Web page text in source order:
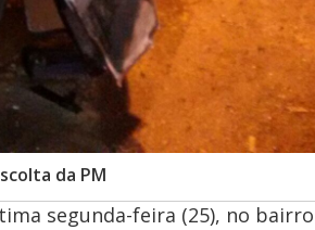
da PM
segunda-feira (25), no bairro